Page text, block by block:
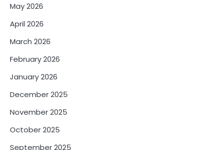
May 2026
April 2026
March 2026
February 2026
January 2026
December 2025
November 2025
October 2025
September 2025